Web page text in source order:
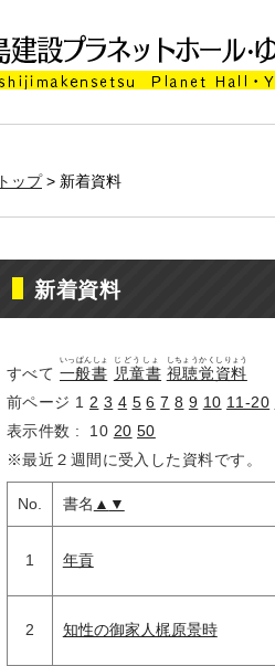
トップ > 新着資料
新着資料
すべて 一般書
いっぱんしょ
児童書
じどうしょ
視聴覚資料
しちょうかくしりょう
前ページ 1 2 3 4 5 6 7 8 9 10 11-20
10 20 50
※最近２週間に受入した資料です。
No. 書名 ▲ ▼
1 年貢
2 知性の御家人梶原景時